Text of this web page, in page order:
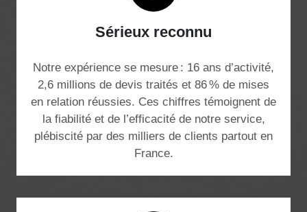
Sérieux reconnu
Notre expérience se mesure : 16 ans d’activité,
2,6 millions de devis traités et 86 % de mises
en relation réussies. Ces chiffres témoignent de
la fiabilité et de l’efficacité de notre service,
plébiscité par des milliers de clients partout en
France.